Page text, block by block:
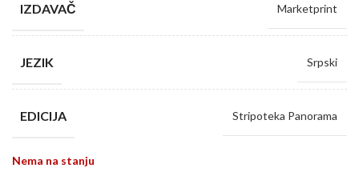
IZDAVAČ Marketprint
JEZIK Srpski
EDICIJA Stripoteka Panorama
Nema na stanju